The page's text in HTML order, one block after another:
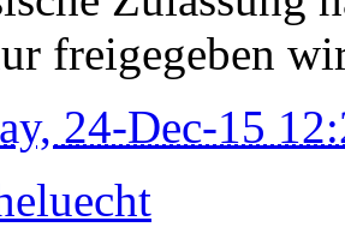
freigegeben
24-Dec-15